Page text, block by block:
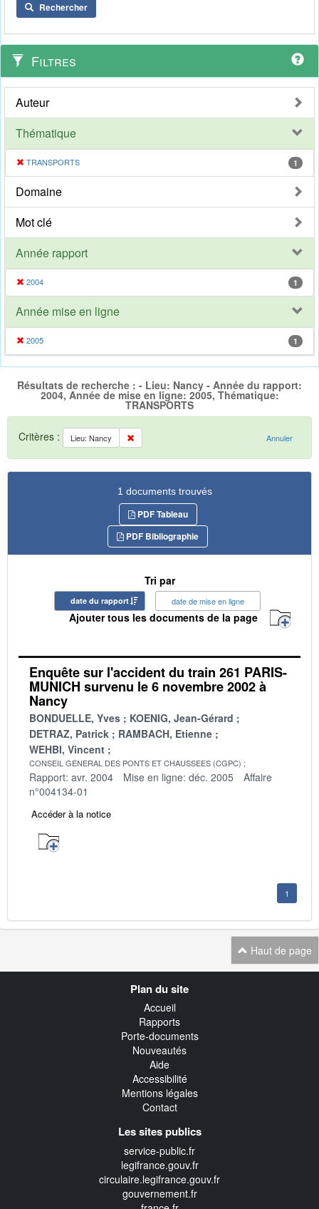
Rechercher
Filtres
Auteur
Thématique
TRANSPORTS 1
Domaine
Mot clé
Année rapport
2004 1
Année mise en ligne
2005 1
Résultats de recherche : - Lieu: Nancy - Année du rapport:
2004, Année de mise en ligne: 2005, Thématique:
TRANSPORTS
Critères : Lieu: Nancy Annuler
1 documents trouvés
PDF Tableau
PDF Bibliographie
Tri par
date du rapport date de mise en ligne
Ajouter tous les documents de la page
Enquête sur l'accident du train 261 PARIS-
MUNICH survenu le 6 novembre 2002 à
Nancy
BONDUELLE, Yves
KOENIG, Jean-Gérard
DETRAZ, Patrick
RAMBACH, Etienne
WEHBI, Vincent
CONSEIL GENERAL DES PONTS ET CHAUSSEES (CGPC)
Rapport: avr. 2004 Mise en ligne: déc. 2005
Affaire
n°004134-01
Accéder à la notice
1
Haut de page
Plan du site
Accueil
Rapports
Porte-documents
Nouveautés
Aide
Accessibilité
Mentions légales
Contact
Les sites publics
service-public.fr
legifrance.gouv.fr
circulaire.legifrance.gouv.fr
gouvernement.fr